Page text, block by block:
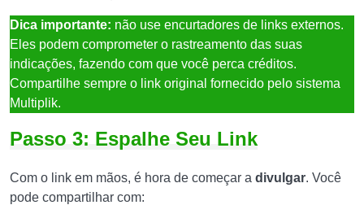
Dica importante: não use encurtadores de links externos.
Eles podem comprometer o rastreamento das suas
indicações, fazendo com que você perca créditos.
Compartilhe sempre o link original fornecido pelo sistema
Multiplik.
Passo 3: Espalhe Seu Link
Com o link em mãos, é hora de começar a divulgar. Você
pode compartilhar com: